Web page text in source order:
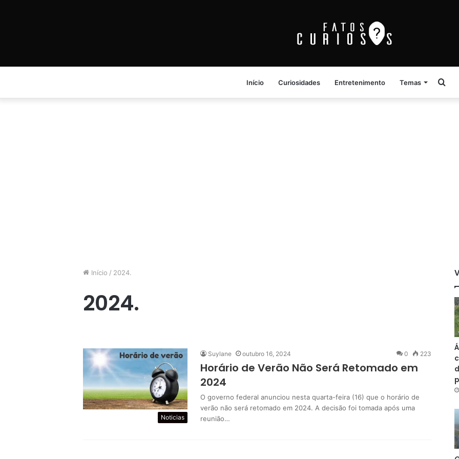
Início Curiosidades Entretenimento Temas
Início / 2024.
2024.
Noticias
Suylane outubro 16, 2024 0 223
Horário de Verão Não Será Retomado em
2024
O governo federal anunciou nesta quarta-feira (16) que o horário de
verão não será retomado em 2024. A decisão foi tomada após uma
reunião…